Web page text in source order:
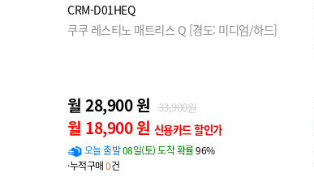
CRM-D01HEQ
쿠쿠 레스티노 매트리스 Q [경도: 미디엄/하드]
월 28,900 원 33,900원
월 18,900 원 신용카드 할인가
오늘 출발08일(토) 도착 확률96%
·누적구매0건